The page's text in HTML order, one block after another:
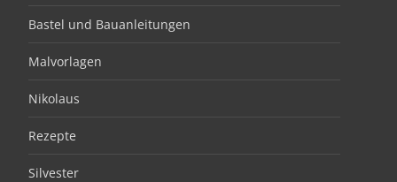
Bastel und Bauanleitungen
Malvorlagen
Nikolaus
Rezepte
Silvester